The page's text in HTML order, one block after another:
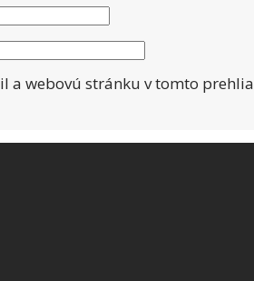
a webovú stránku v tomto